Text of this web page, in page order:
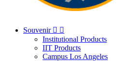
Souvenir  
Institutional Products
IIT Products
Campus Los Angeles